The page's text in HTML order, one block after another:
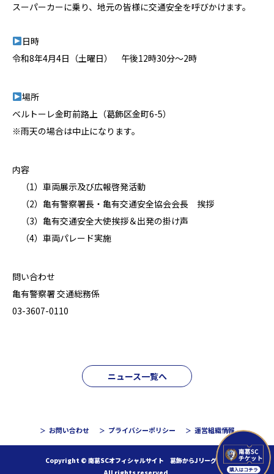
スーパーカーに乗り、地元の皆様に交通安全を呼びかけます。
日時
令和8年4月4日（土曜日） 午後12時30分～2時
場所
ベルトーレ金町前路上（葛飾区金町6-5）
※雨天の場合は中止になります。
内容
（1）車両展示及び広報啓発活動
（2）亀有警察署長・亀有交通安全協会会長 挨拶
（3）亀有交通安全大使挨拶＆出発の掛け声
（4）車両パレード実施
問い合わせ
亀有警察署 交通総務係
03-3607-0110
ニュース一覧へ
お問い合わせ プライバシーポリシー 運営組織情報
Copyright © 南葛SCオフィシャルサイト 葛飾からJリーグへ！